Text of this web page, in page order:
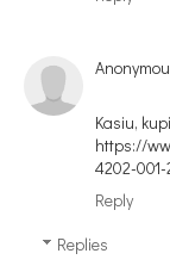
Kasiu,
https://
4202-
Reply
Replies